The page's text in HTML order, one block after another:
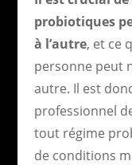
probiotiques
à l’autre, et ce
personne peut
autre. Il est
professionnel
tout régime
de conditions